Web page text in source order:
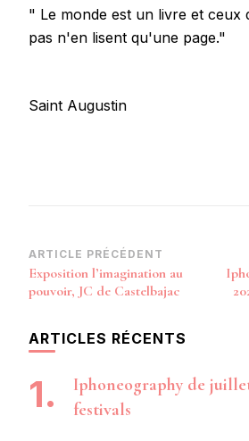
" Le monde est un livre et ceux
pas n'en lisent qu'une page."
Saint Augustin
Navigation
d’article
ARTICLE PRÉCÉDENT
Exposition l’imagination au
pouvoir, JC de Castelbajac
ARTICLES RÉCENTS
Iphoneography de
festivals